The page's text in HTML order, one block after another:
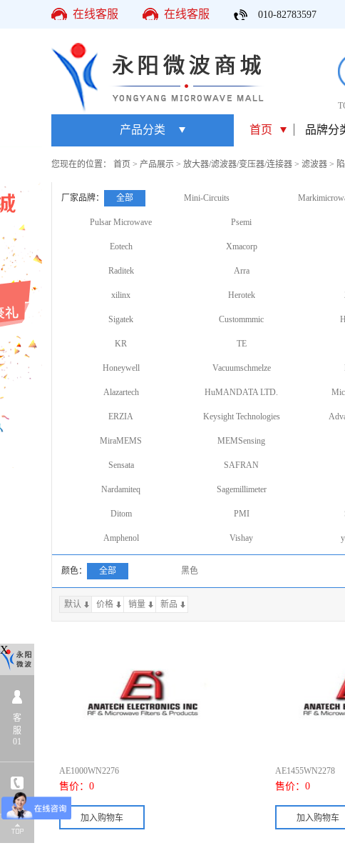
在线客服 在线客服 010-82783597
产品分类 首页 品牌分
您现在的位置： 首页 > 产品展示 > 放大器/滤波器/变压器/连接器 > 滤波器 >
厂家品牌： 全部 Mini-Circuits
Pulsar Microwave Psemi
Eotech Xmacorp
Raditek Arra
xilinx Herotek
Sigatek Custommmic
KR TE
Honeywell Vacuumschmelze
Alazartech HuMANDATA LTD.
ERZIA Keysight Technologies
MiraMEMS MEMSensing
Sensata SAFRAN
Nardamiteq Sagemillimeter
Ditom PMI
Amphenol Vishay
颜色： 全部 黑色
默认 价格 销量 新品
上一页下一页
AE1000WN2276
售价： 0
AE1455WN2278
售价： 0
X
客
服
01